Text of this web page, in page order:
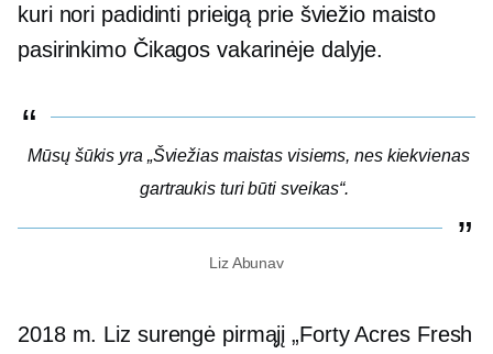
kuri nori padidinti prieigą prie šviežio maisto
pasirinkimo Čikagos vakarinėje dalyje.
Mūsų šūkis yra „Šviežias maistas visiems, nes kiekvienas
gartraukis turi būti sveikas“.
Liz Abunav
2018 m. Liz surengė pirmąjį „Forty Acres Fresh